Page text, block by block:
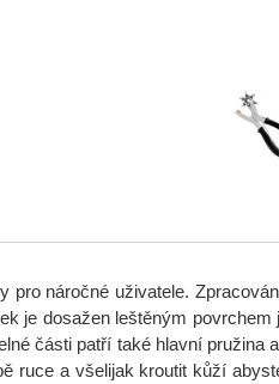
pro náročné uživatele.
je dosažen leštěným
části patří také hlavní pružina
ruce a všelijak kroutit kůží